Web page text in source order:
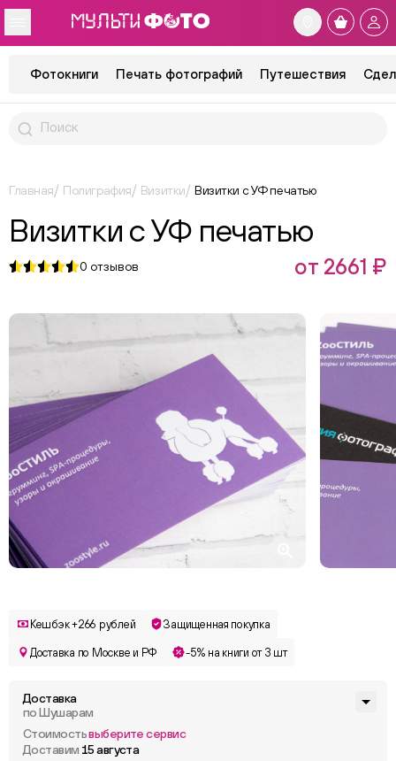
Фотокниги Печать фотографий Путешествия
Главная Полиграфия Визитки Визитки с УФ печатью
Визитки с УФ печатью
0 отзывов от 2661 ₽
Кешбэк +266 рублей Защищенная покупка
Доставка по Москве и РФ -5% на книги от 3 шт
Доставка
по Шушарам
Стоимостьвыберите сервис
Доставим 15 августа